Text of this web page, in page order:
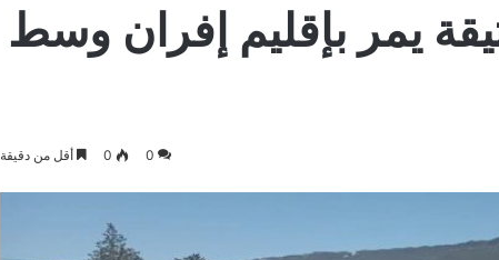
يمر بإقليم إفران وسط
0
0 أقل من دقيقة